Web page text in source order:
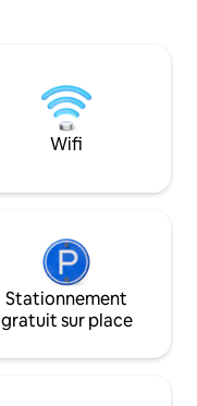
la nature et
contexte idéal
Wifi
Stationnement
gratuit sur place